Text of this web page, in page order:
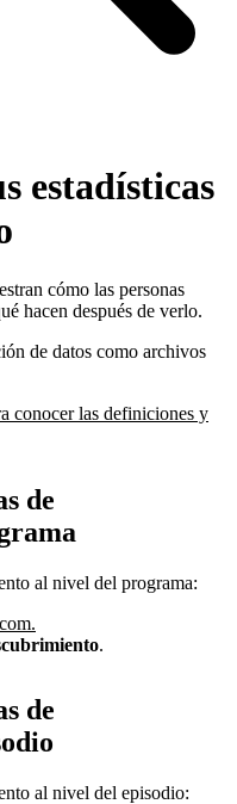
estadísticas
cómo las personas
hacen después de verlo.
de datos como archivos
conocer las definiciones y
de
al nivel del programa:
.
de
al nivel del episodio: